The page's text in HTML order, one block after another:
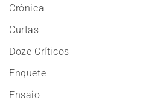
Crônica
Curtas
Doze Críticos
Enquete
Ensaio